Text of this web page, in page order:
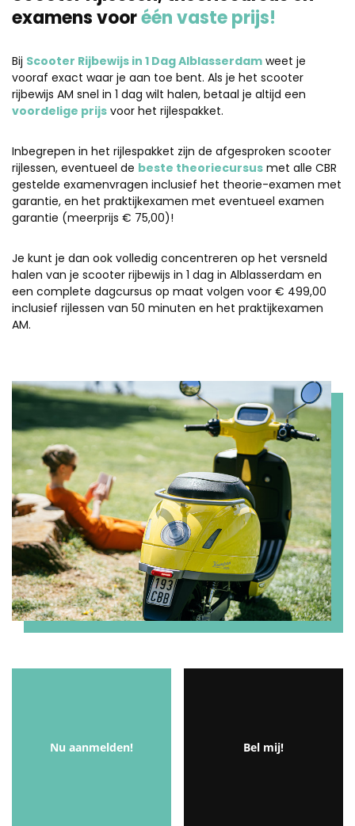
examens vooréén vaste prijs!
Bij Scooter Rijbewijs in 1 Dag Alblasserdam weet je
vooraf exact waar je aan toe bent. Als je het scooter
rijbewijs AM snel in 1 dag wilt halen, betaal je altijd een
voordelige prijs voor het rijlespakket.
Inbegrepen in het rijlespakket zijn de afgesproken scooter
rijlessen, eventueel de beste theoriecursus met alle CBR
gestelde examenvragen inclusief het theorie-examen met
garantie, en het praktijkexamen met eventueel examen
garantie (meerprijs € 75,00)!
Je kunt je dan ook volledig concentreren op het versneld
halen van je scooter rijbewijs in 1 dag in Alblasserdam en
een complete dagcursus op maat volgen voor € 499,00
inclusief rijlessen van 50 minuten en het praktijkexamen
AM.
Nu aanmelden! Bel mij!